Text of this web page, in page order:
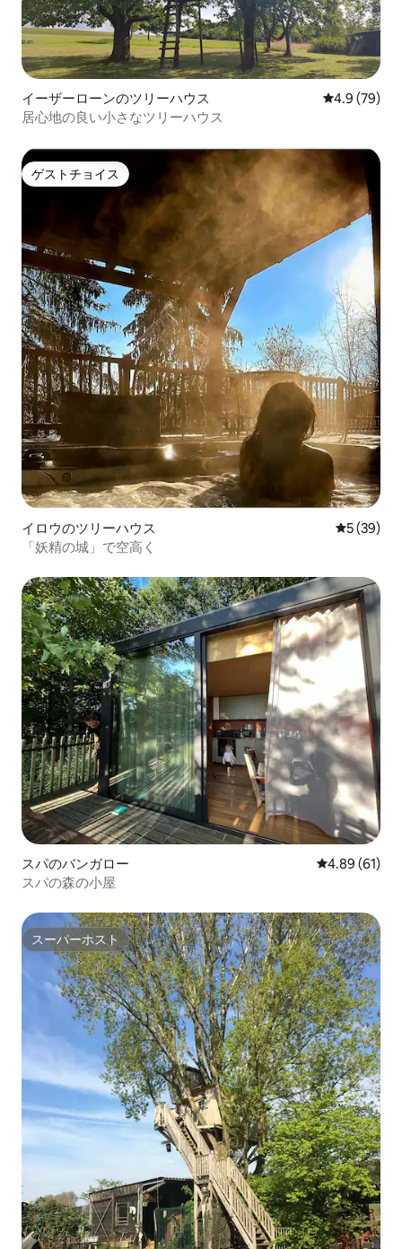
イーザーローンのツリーハウス レビュー79
4.9 (79)
居心地の良い小さなツリーハウス
ゲストチョイス
ゲストチョイス
イロウのツリーハウス レビュー
5 (39)
「妖精の城」で空高く
スパのバンガロー レビュー61
4.89 (61)
スパの森の小屋
スーパーホスト
スーパーホスト